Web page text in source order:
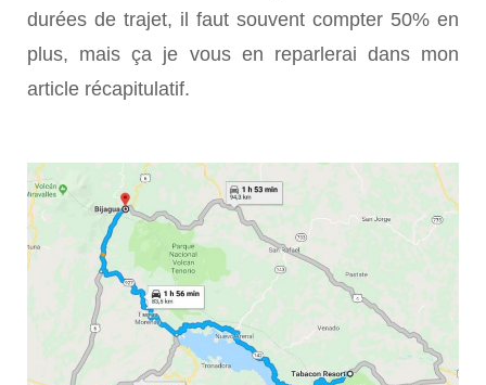
durées de trajet, il faut souvent compter 50% en
plus, mais ça je vous en reparlerai dans mon
article récapitulatif.